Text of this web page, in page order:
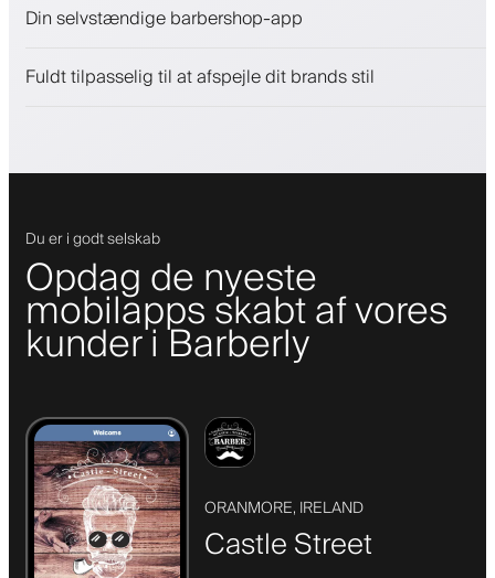
Engager kunder med et loyalitetsprogram
Din selvstændige barbershop-app
Fuldt tilpasselig til at afspejle dit brands stil
Du er i godt selskab
Opdag de nyeste
mobilapps skabt af vores
kunder i Barberly
ORANMORE, IRELAND
Castle Street